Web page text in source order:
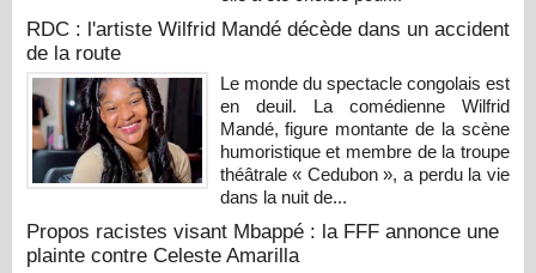
RDC : l'artiste Wilfrid Mandé décède dans un accident
de la route
Le monde du spectacle congolais est
en deuil. La comédienne Wilfrid
Mandé, figure montante de la scène
humoristique et membre de la troupe
théâtrale « Cedubon », a perdu la vie
dans la nuit de...
Propos racistes visant Mbappé : la FFF annonce une
plainte contre Celeste Amarilla